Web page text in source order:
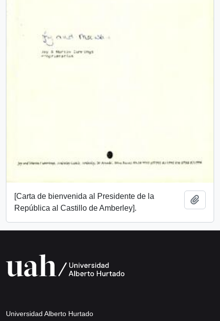
[Carta de bienvenida al Presidente de la
República al Castillo de Amberley].
Universidad Alberto Hurtado